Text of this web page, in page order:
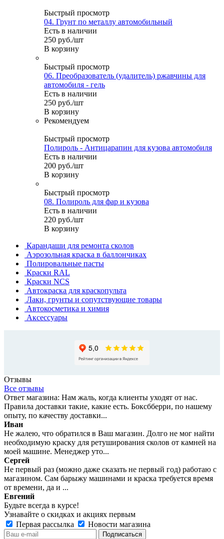
Быстрый просмотр
04. Грунт по металлу автомобильный
Есть в наличии
250 руб./шт
В корзину
Быстрый просмотр
06. Преобразователь (удалитель) ржавчины для
автомобиля - гель
Есть в наличии
250 руб./шт
В корзину
Рекомендуем
Быстрый просмотр
Полироль - Антицарапин для кузова автомобиля
Есть в наличии
200 руб./шт
В корзину
Быстрый просмотр
08. Полироль для фар и кузова
Есть в наличии
220 руб./шт
В корзину
Карандаши для ремонта сколов
Аэрозольная краска в баллончиках
Полировальные пасты
Краски RAL
Краски NCS
Автокраска для краскопульта
Лаки, грунты и сопутствующие товары
Автокосметика и химия
Аксессуары
Отзывы
Все отзывы
Ответ магазина: Нам жаль, когда клиенты уходят от нас.
Правила доставки такие, какие есть. Боксбберри, по нашему
опыту, по качеству доставки...
Иван
Не жалею, что обратился в Ваш магазин. Долго не мог найти
необходимую краску для ретуширования сколов от камней на
моей машине. Менеджер уто...
Сергей
Не первый раз (можно даже сказать не первый год) работаю с
магазином. Сам барыжу машинами и краска требуется время
от времени, да и ...
Евгений
Будьте всегда в курсе!
Узнавайте о скидках и акциях первым
Первая рассылка
Новости магазина